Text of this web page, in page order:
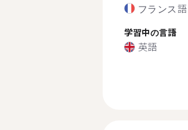
フランス語
学習中の言語
英語